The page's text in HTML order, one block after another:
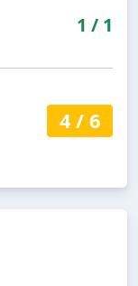
1 / 1
4/ 6